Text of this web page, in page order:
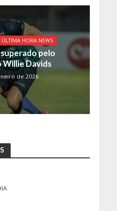
ÚLTIMA HORA NEWS
pelo
Willie Davids
de 2026